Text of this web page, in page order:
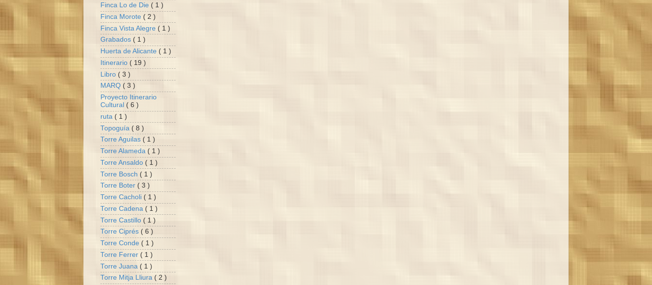
Finca Lo de Die ( 1 )
Finca Morote ( 2 )
Finca Vista Alegre ( 1 )
Grabados ( 1 )
Huerta de Alicante ( 1 )
Itinerario ( 19 )
Libro ( 3 )
MARQ ( 3 )
Proyecto Itinerario
Cultural ( 6 )
ruta ( 1 )
Topoguía ( 8 )
Torre Aguilas ( 1 )
Torre Alameda ( 1 )
Torre Ansaldo ( 1 )
Torre Bosch ( 1 )
Torre Boter ( 3 )
Torre Cacholi ( 1 )
Torre Cadena ( 1 )
Torre Castillo ( 1 )
Torre Ciprés ( 6 )
Torre Conde ( 1 )
Torre Ferrer ( 1 )
Torre Juana ( 1 )
Torre Mitja Lliura ( 2 )